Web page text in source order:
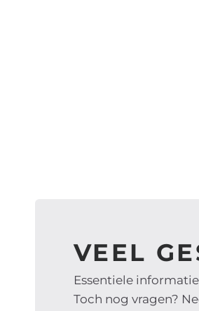
VEEL
Essentiele
Toch nog vragen?